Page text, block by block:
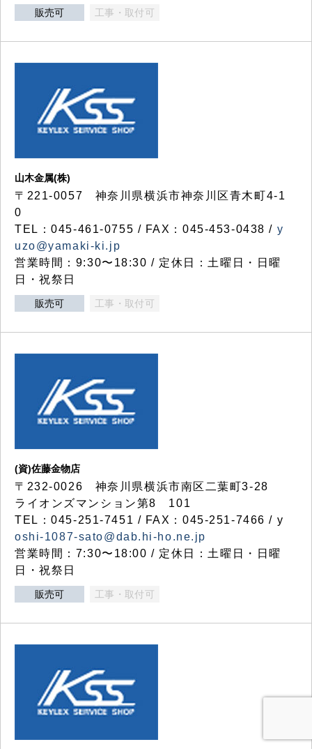
販売可 工事・取付可
山木金属(株)
〒221-0057 神奈川県横浜市神奈川区青木町4-1
0
TEL：045-461-0755 / FAX：045-453-0438 / y
uzo@yamaki-ki.jp
営業時間：9:30〜18:30 / 定休日：土曜日・日曜
日・祝祭日
販売可 工事・取付可
(資)佐藤金物店
〒232-0026 神奈川県横浜市南区二葉町3-28
ライオンズマンション第8 101
TEL：045-251-7451 / FAX：045-251-7466 / y
oshi-1087-sato@dab.hi-ho.ne.jp
営業時間：7:30〜18:00 / 定休日：土曜日・日曜
日・祝祭日
販売可 工事・取付可